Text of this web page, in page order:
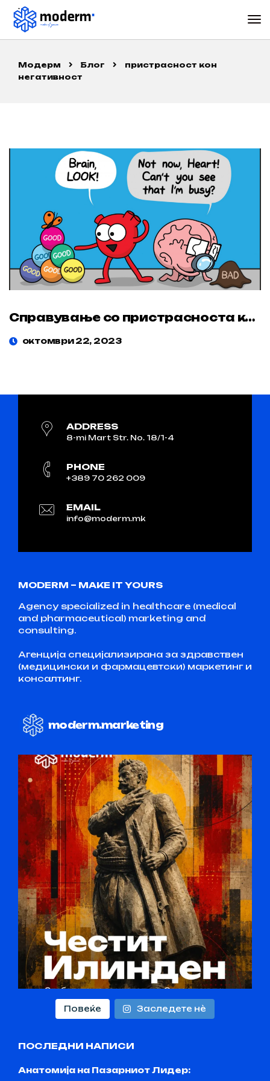
Модерм Блог
пристрасност кон
негативност
Справување со пристрасноста кон негативност во здравствениот маркетинг
октомври 22, 2023
ADDRESS
8-mi Mart Str. No. 18/1-4
PHONE
+389 70 262 009
EMAIL
info@moderm.mk
MODERM – MAKE IT YOURS
Agency specialized in healthcare (medical
and pharmaceutical) marketing and
consulting.
Агенција специјализирана за здравствен
(медицински и фармацевтски) маркетинг и
консалтинг.
moderm.marketing
Повеќе Заследете нѐ
ПОСЛЕДНИ НАПИСИ
Анатомија на Пазарниот Лидер: